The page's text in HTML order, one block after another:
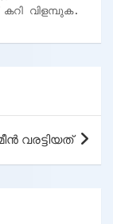
കറി വിളമ്പുക.
വരട്ടിയത്